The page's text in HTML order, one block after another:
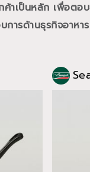
าเป็นหลัก เพื่อตอบ
การด้านธุรกิจอาหาร